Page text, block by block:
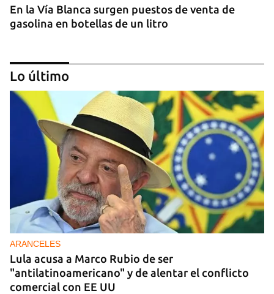
En la Vía Blanca surgen puestos de venta de
gasolina en botellas de un litro
DONACIONES
China entrega otros 5.000 sistemas fotovoltaicos
para zonas rurales de Cuba
Lo último
ARANCELES
Lula acusa a Marco Rubio de ser
"antilatinoamericano" y de alentar el conflicto
comercial con EE UU